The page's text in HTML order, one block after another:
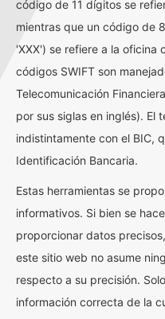
código de 11 dígitos se
mientras que un código de
'XXX') se refiere a la oficina
códigos SWIFT son
Telecomunicación
por sus siglas en inglés). El
indistintamente con el BIC,
Identificación Bancaria.
Estas herramientas se
informativos. Si bien se
proporcionar datos
este sitio web no asume
respecto a su precisión.
información correcta de la